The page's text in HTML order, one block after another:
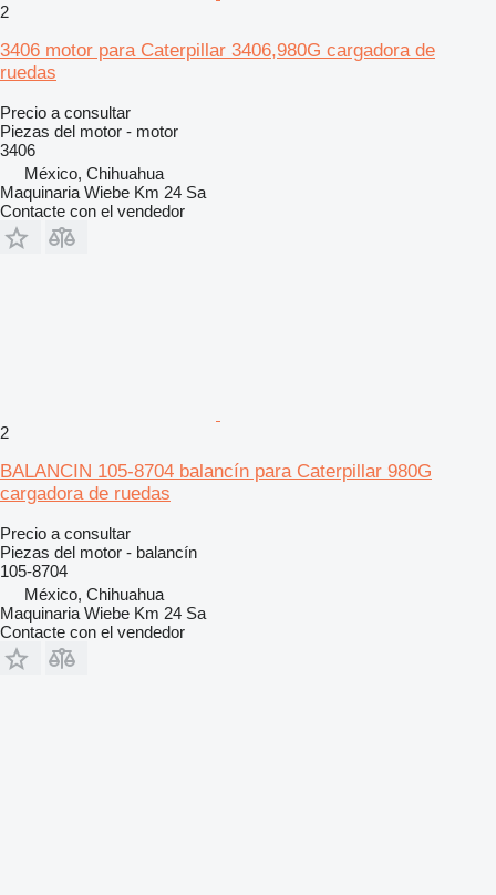
2
3406 motor para Caterpillar 3406,980G cargadora de
ruedas
Precio a consultar
Piezas del motor - motor
3406
México, Chihuahua
Maquinaria Wiebe Km 24 Sa
Contacte con el vendedor
2
BALANCIN 105-8704 balancín para Caterpillar 980G
cargadora de ruedas
Precio a consultar
Piezas del motor - balancín
105-8704
México, Chihuahua
Maquinaria Wiebe Km 24 Sa
Contacte con el vendedor